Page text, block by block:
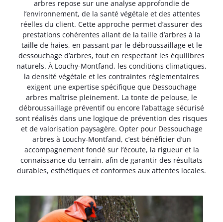
arbres repose sur une analyse approfondie de
l’environnement, de la santé végétale et des attentes
réelles du client. Cette approche permet d’assurer des
prestations cohérentes allant de la taille d’arbres à la
taille de haies, en passant par le débroussaillage et le
dessouchage d’arbres, tout en respectant les équilibres
naturels. À Louchy-Montfand, les conditions climatiques,
la densité végétale et les contraintes réglementaires
exigent une expertise spécifique que Dessouchage
arbres maîtrise pleinement. La tonte de pelouse, le
débroussaillage préventif ou encore l’abattage sécurisé
sont réalisés dans une logique de prévention des risques
et de valorisation paysagère. Opter pour Dessouchage
arbres à Louchy-Montfand, c’est bénéficier d’un
accompagnement fondé sur l’écoute, la rigueur et la
connaissance du terrain, afin de garantir des résultats
durables, esthétiques et conformes aux attentes locales.